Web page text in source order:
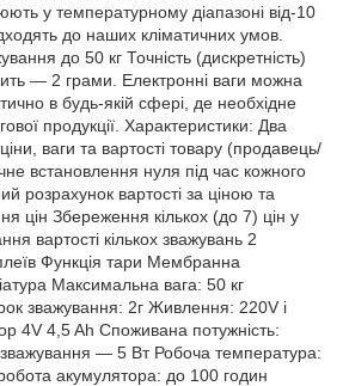
у температурному діапазоні від-10
до наших кліматичних умов.
до 50 кг Точність (дискретність)
— 2 грами. Електронні ваги можна
в будь-якій сфері, де необхідне
продукції. Характеристики: Два
ваги та вартості товару (продавець/
встановлення нуля під час кожного
розрахунок вартості за ціною та
цін Збереження кількох (до 7) цін у
вартості кількох зважувань 2
Функція тари Мембранна
Максимальна вага: 50 кг
зважування: 2г Живлення: 220V і
4V 4,5 Ah Споживана потужність:
зважування — 5 Вт Робоча температура:
акумулятора: до 100 годин